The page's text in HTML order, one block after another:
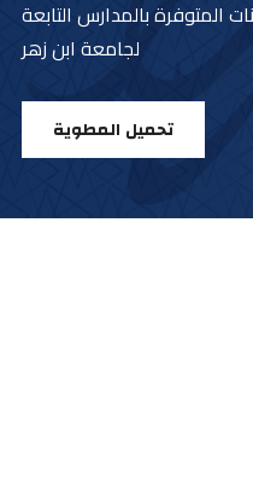
المتوفرة بالمدارس التابعة
لجامعة ابن زهر
تحميل المطوية